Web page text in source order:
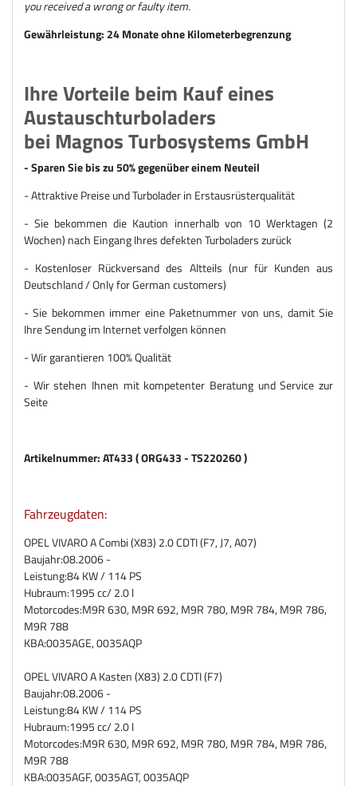
you received a wrong or faulty item.
Gewährleistung: 24 Monate ohne Kilometerbegrenzung
Ihre Vorteile beim Kauf eines
Austauschturboladers
bei Magnos Turbosystems GmbH
- Sparen Sie bis zu 50% gegenüber einem Neuteil
- Attraktive Preise und Turbolader in Erstausrüsterqualität
- Sie bekommen die Kaution innerhalb von 10 Werktagen (2
Wochen) nach Eingang Ihres defekten Turboladers zurück
- Kostenloser Rückversand des Altteils (nur für Kunden aus
Deutschland / Only for German customers)
- Sie bekommen immer eine Paketnummer von uns, damit Sie
Ihre Sendung im Internet verfolgen können
- Wir garantieren 100% Qualität
- Wir stehen Ihnen mit kompetenter Beratung und Service zur
Seite
Artikelnummer: AT433 ( ORG433 - TS220260 )
Fahrzeugdaten:
OPEL VIVARO A Combi (X83) 2.0 CDTI (F7, J7, A07)
Baujahr:08.2006 -
Leistung:84 KW / 114 PS
Hubraum:1995 cc/ 2.0 l
Motorcodes:M9R 630, M9R 692, M9R 780, M9R 784, M9R 786,
M9R 788
KBA:0035AGE, 0035AQP
OPEL VIVARO A Kasten (X83) 2.0 CDTI (F7)
Baujahr:08.2006 -
Leistung:84 KW / 114 PS
Hubraum:1995 cc/ 2.0 l
Motorcodes:M9R 630, M9R 692, M9R 780, M9R 784, M9R 786,
M9R 788
KBA:0035AGF, 0035AGT, 0035AQP